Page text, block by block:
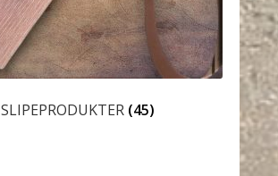
SLIPEPRODUKTER (45)